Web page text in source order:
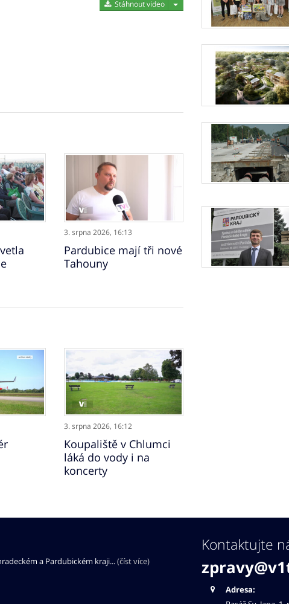
Stáhnout video
Stáhnout video
3. srpna 2026, 16:13
Pardubice mají tři nové
Tahouny
3. srpna 2026, 16:12
Koupaliště v Chlumci
láká do vody i na
koncerty
a Pardubickém kraji...(číst více)
Kontaktujte
Adresa: